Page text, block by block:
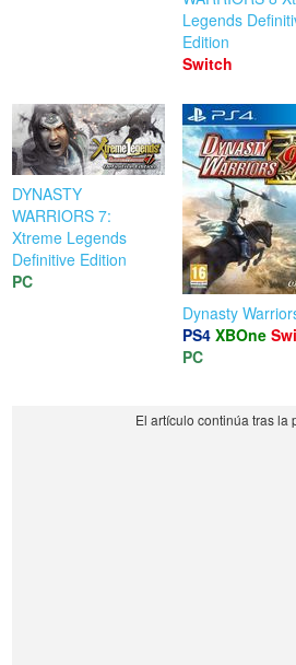
Legends
Edition
Switch
DYNASTY
WARRIORS 7:
Xtreme Legends
Definitive Edition
PC
Dynasty
PS4 XBOne
PC